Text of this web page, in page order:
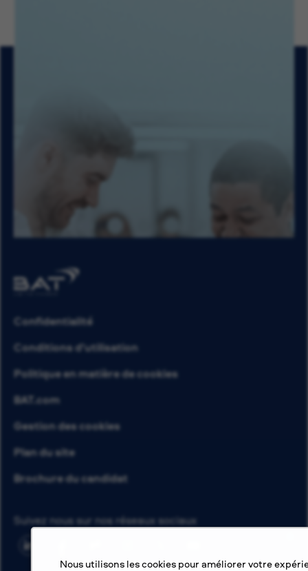
Nous utilisons les cookies pour améliorer votre
Confidentialité
Conditions d’utilisation
Politique en matière de cookies
BAT.com
Gestion des cookies
Plan du site
Brochure du candidat
Suivez nous sur nos réseaux sociaux